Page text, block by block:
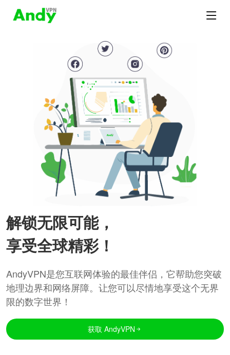
解锁无限可能，
享受全球精彩！
AndyVPN是您互联网体验的最佳伴侣，它帮助您突破
地理边界和网络屏障。让您可以尽情地享受这个无界
限的数字世界！
获取 AndyVPN